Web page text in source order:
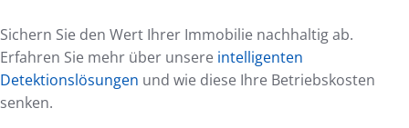
Sichern Sie den Wert Ihrer Immobilie nachhaltig ab.
Erfahren Sie mehr über unsere intelligenten
Detektionslösungen und wie diese Ihre Betriebskosten
senken.